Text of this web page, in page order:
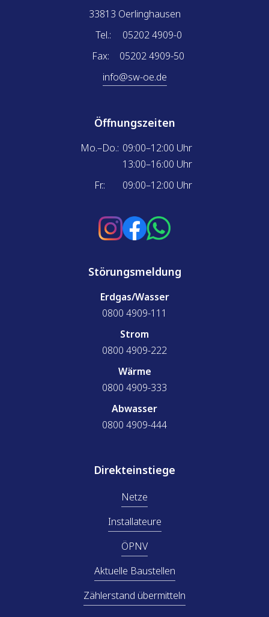
33813 Oerlinghausen
Tel.:
05202 4909-0
Fax:
05202 4909-50
info@sw-oe.de
Öffnungszeiten
Mo.–Do.: 09:00–12:00 Uhr
13:00–16:00 Uhr
Fr.:
09:00–12:00 Uhr
Störungsmeldung
Erdgas/Wasser
0800 4909-111
Strom
0800 4909-222
Wärme
0800 4909-333
Abwasser
0800 4909-444
Direkteinstiege
Netze
Installateure
ÖPNV
Aktuelle Baustellen
Zählerstand übermitteln